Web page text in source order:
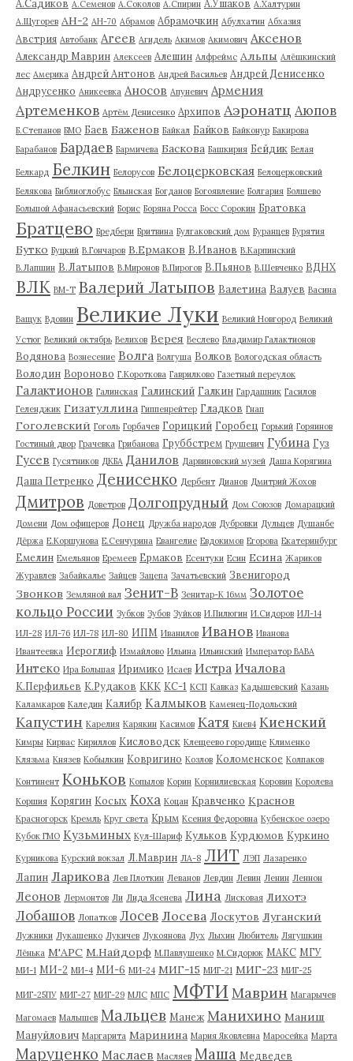
А.Садиков А.Семенов А.Соколов А.Спирин А.Ушаков А.Халтурин
А.Щугорев АН-2 АН-70 Абрамов Абрамочкин Абулхатин Абхазия
Австрия Автобанк Агеев Агидель Акимов Акимович Аксенов
Александр Маврин Алексеев Алешин Алфреймс Альпы Алёшкинский
лес Америка Андрей Антонов Андрей Васильев Андрей Денисенко
Андрусенко Аникеевка Аносов Апуневич Армения
Артеменков Артём Денисенко Архипов Аэронатц Аюпов
Б.Степанов БМО Баев Баженов Байкал Байков Байконур Бакирова
Барабанов Бардаев Бармичева Баскова Башкирия Бейдик Белая
Белкард Белкин Белорусов Белоцерковская Белоцерковский
Белякова Библиоглобус Блынская Богданов Богоявление Болгария Болшево
Большой Афанасьевский Борис Боряна Росса Босс Сорокин Братовка
Братцево Бредбери Бритвина Булгаковский дом Буранцев Бурятия
Бутко Буцкий В.Гончаров В.Ермаков В.Иванов В.Карпинский
В.Лапшин В.Латыпов В.Миронов В.Пирогов В.Пьянов В.Шевченко ВДНХ
ВЛК ВМ-Т Валерий Латыпов Валетина Валуев Васина
Ващук Вдовин Великие Луки Великий Новгород Великий
Устюг Великий октябрь Велихов Верея Веслево Владимир Галактионов
Водянова Вознесение Волга Волгуша Волков Вологодская область
Володин Вороново Г.Короткова Гаврилково Газетный переулок
Галактионов Галинская Галинский Галкин Гардашник Гасилов
Геленджик Гизатуллина Гиппенрейтер Гладков Гнап
Гоголевский Гоголь Горбачев Горицкий Горобец Горький Горяинов
Гостиный двор Грачевка Грибанова Груббстрем Грушевич Губина Гуз
Гусев Гусятников ДКБА Данилов Дарвиновский музей Даша Корягина
Даша Петренко Денисенко Дербент Дианов Дмитрий Жохов
Дмитров Доветров Долгопрудный Дом Союзов Домарацкий
Домени Дом офицеров Донец Дружба народов Дубровки Дульцев Душанбе
Дёржа Е.Коршунова Е.Сенчурина Евангелие Евдокимов Егорова Екатеринбург
Емелин Емельянов Еремеев Ермаков Есентуки Есин Есина Жариков
Журавлев Забайкалье Зайцев Зацепа Зачатьевский Звенигород
Звонков Земляной вал Зенит-В Зенитар-К 16мм Золотое
кольцо России Зубков Зубов Зуйков И.Пилюгин И.Сидоров ИЛ-14
ИЛ-28 ИЛ-76 ИЛ-78 ИЛ-80 ИПМ Иванилов Иванов Иванова
Ивантеевка Иероглиф Измайлово Ильина Ильинский Император ВАВА
Интеко Ира Большая Иримико Исаев Истра Ичалова
К.Перфильев К.Рудаков ККК КС-1 КСП Кавказ Кадышевский Казань
Каламкаров Каледин Калибр Калмыков Каменец-Подольский
Капустин Карелия Карякин Касимов Катя Киев4 Киенский
Кимры Кирвас Кириллов Кисловодск Клещеево городище Клименко
Клязьма Князев Кобылкин Ковригино Козлов Коломенское Колпаков
Континент Коньков Копылов Корин Корнилиевская Коровин Королева
Коршия Корягин Косых Коха Коцан Кравченко Краснов
Красногорск Кремль Круг света Крым Ксения Федоровна Кубенское озеро
Кубок ГМО Кузьминых Кул-Шариф Кульков Курдюмов Куркино
Курникова Курский вокзал Л.Маврин ЛА-8 ЛИТ ЛЭП Лазаренко
Лапин Ларикова Лев Плоткин Леванов Левдин Левин Ленин Леннон
Леонов Лермонтов Ли Лида Ясенева Лина Лисковая Лихотэ
Лобашов Лопатков Лосев Лосева Лоскутов Луганский
Лужники Лукашенко Лукичев Лукоянова Лух Лыхин Любитель Лягушкин
Лёнька М'АРС М.Найдорф М.Павлушенко М.Сидорюк МАКС МГУ
МИ-1 МИ-2 МИ-4 МИ-6 МИ-24 МИГ-15 МИГ-21 МИГ-23 МИГ-25
МИГ-25ПУ МИГ-27 МИГ-29 МЛС МПС МФТИ Маврин Магарычев
Магомаев Малышев Мальцев Манеж Манихино Маниш
Мануйлович Маргарита Маринина Мария Яковлевна Маросейка Марта
Маруценко Маслаев Масляев Маша Медведев